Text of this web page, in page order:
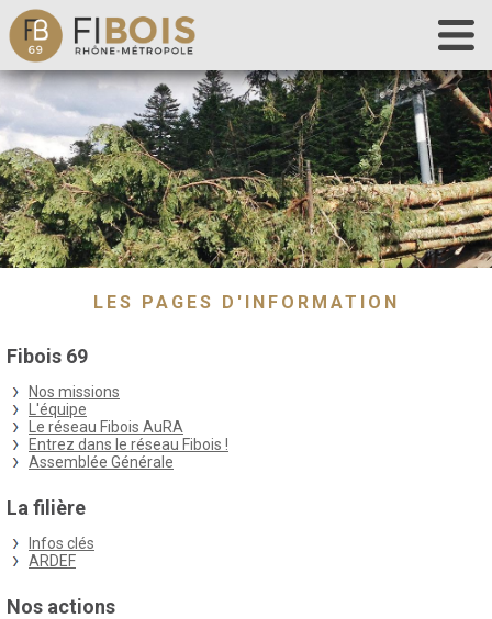
Accueil
Fibois 69
La filière
Nos actions
Les outils
Déclaration de chantier
Contact
LES PAGES D'INFORMATION
Fibois 69
Nos missions
L'équipe
Le réseau Fibois AuRA
Entrez dans le réseau Fibois !
Assemblée Générale
La filière
Infos clés
ARDEF
Nos actions